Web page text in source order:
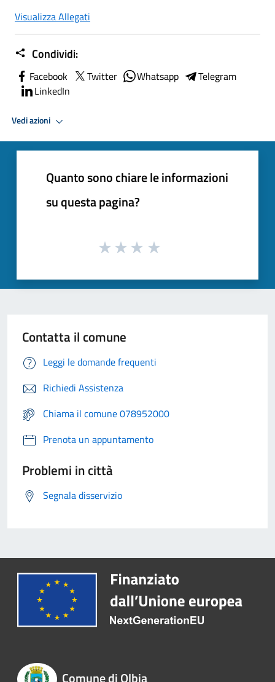
Visualizza Allegati
Condividi:
Facebook Twitter Whatsapp
Telegram
LinkedIn
Vedi azioni
Quanto sono chiare le informazioni
su questa pagina?
Contatta il comune
Leggi le domande frequenti
Richiedi Assistenza
Chiama il comune 078952000
Prenota un appuntamento
Problemi in città
Segnala disservizio
Comune di Olbia